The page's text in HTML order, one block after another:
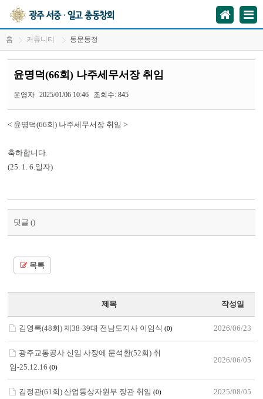
홈 커뮤니티 동문동정
윤명덕(66회) 나주세무서장 취임
운영자 2025/01/06 10:46 조회수: 845
< 윤명덕(66회) 나주세무서장 취임 >
축하합니다.
(25. 1. 6.일자)
덧글 ()
목록
제목 작성일
김영록(48회) 제38·39대 전남도지사 이임식(0) 2026/06/23
광주교통공사 신임 사장에 문석환(52회) 취
임-25.12.16(0)
2026/06/05
김정관(61회) 산업통상자원부 장관 취임(0) 2025/08/05